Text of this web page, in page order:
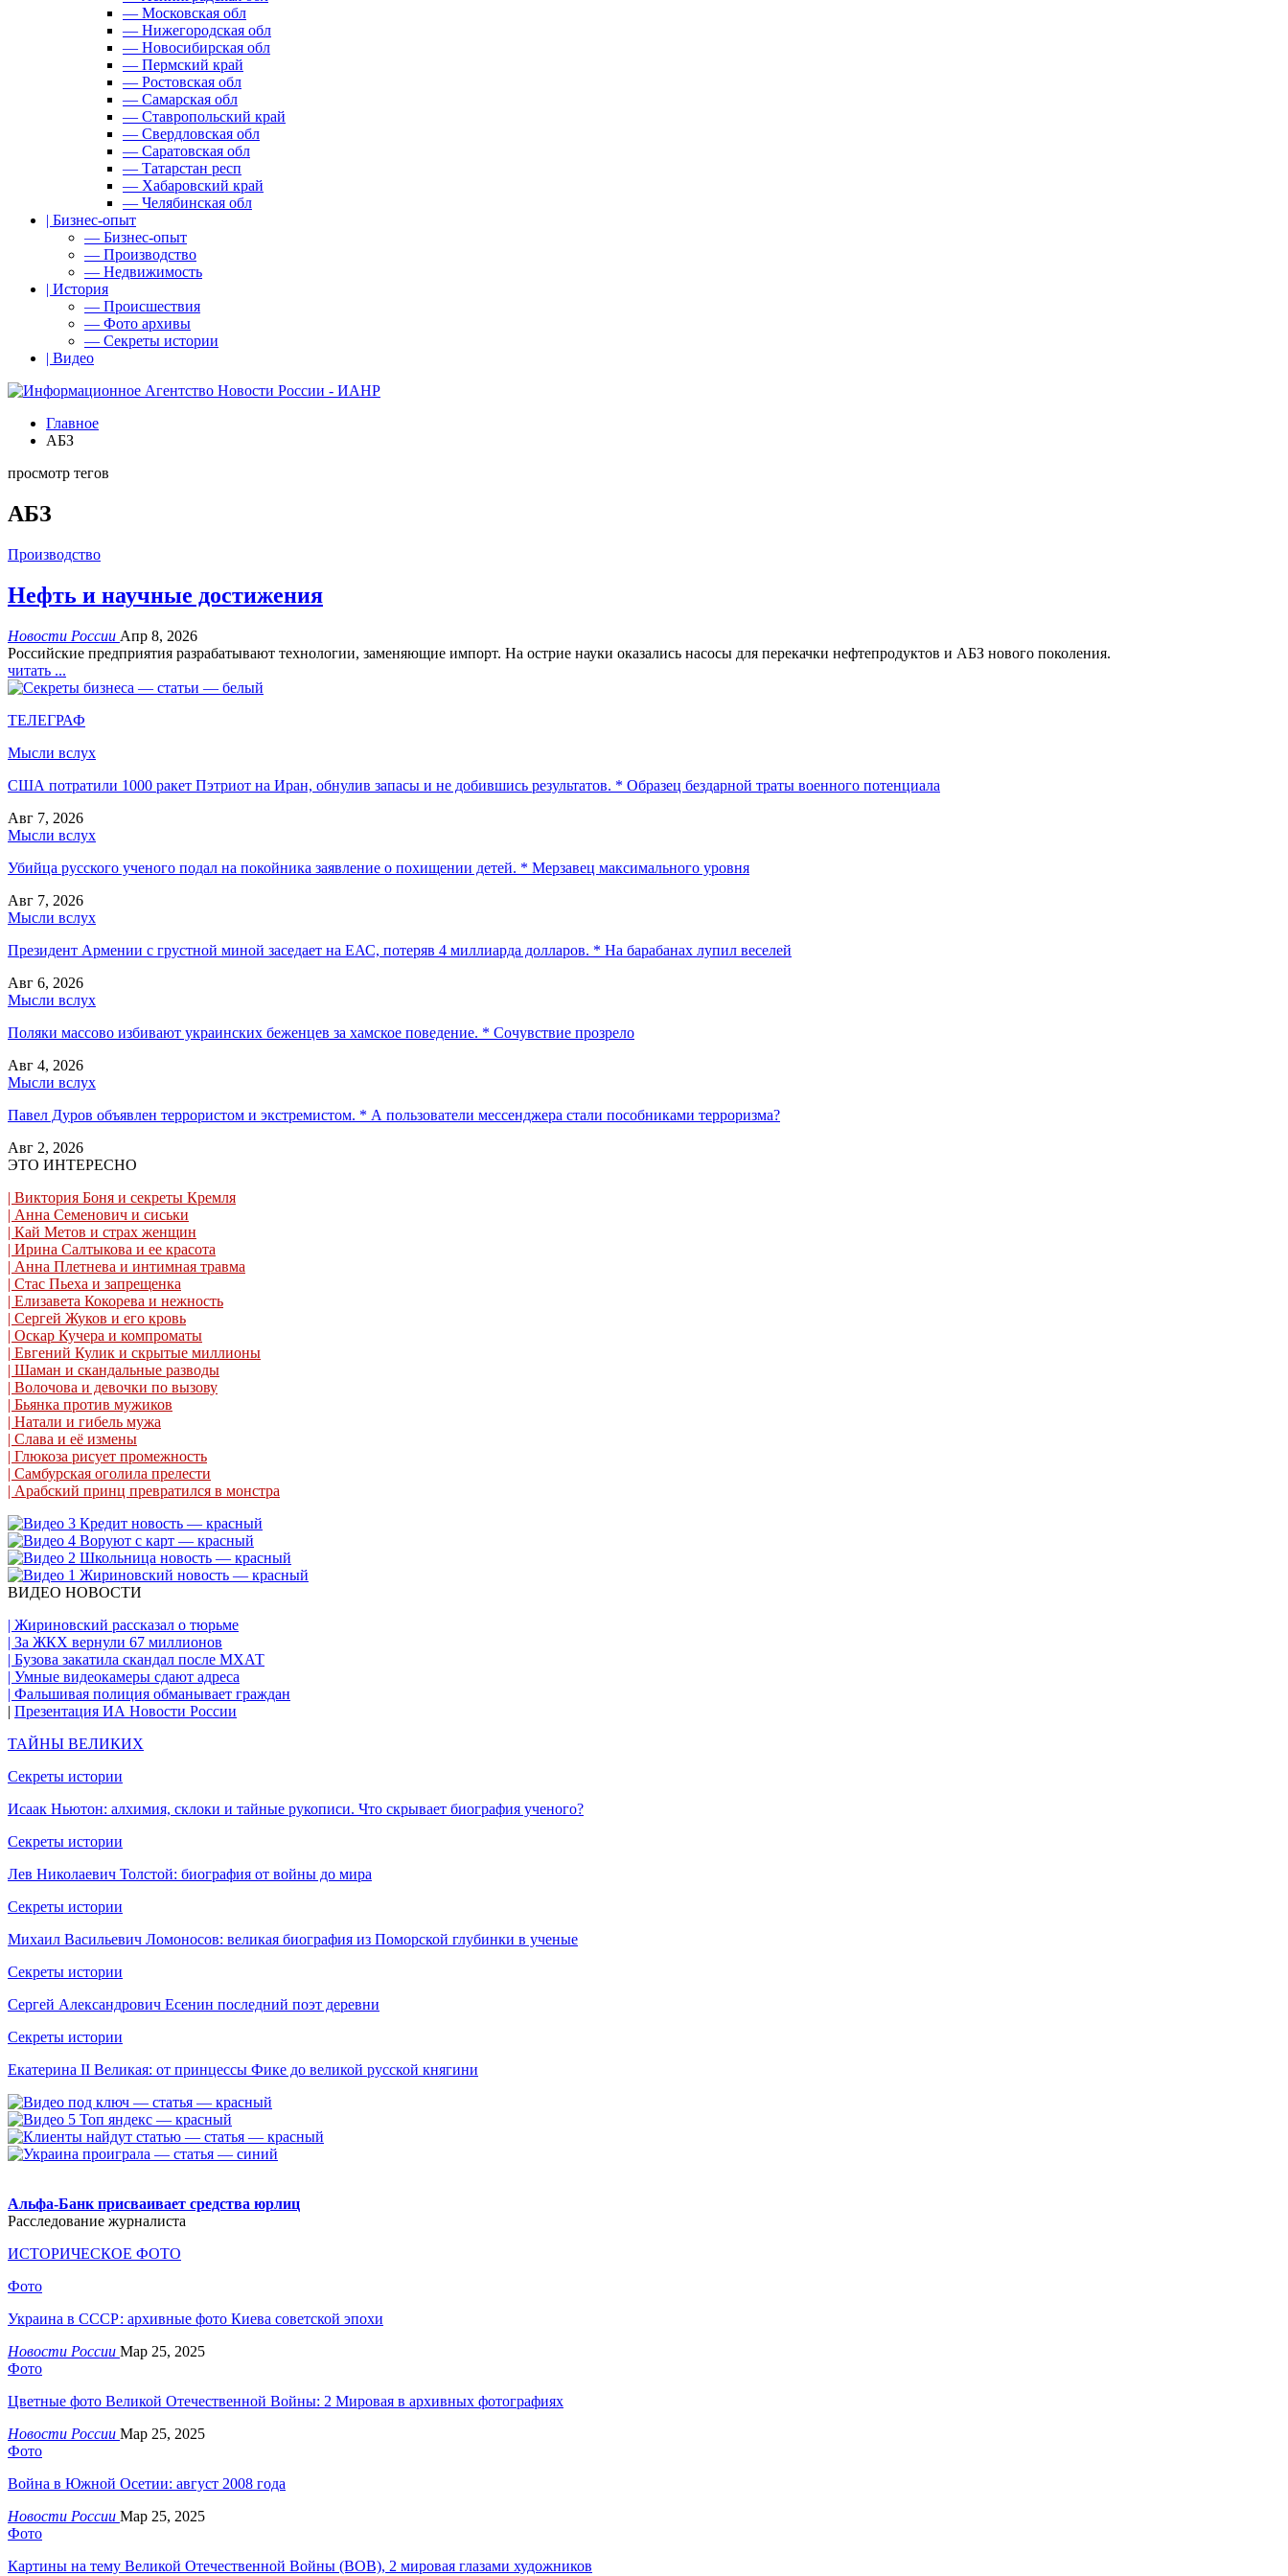
— Московская обл
— Нижегородская обл
— Новосибирская обл
— Пермский край
— Ростовская обл
— Самарская обл
— Ставропольский край
— Свердловская обл
— Саратовская обл
— Татарстан респ
— Хабаровский край
— Челябинская обл
| Бизнес-опыт
— Бизнес-опыт
— Производство
— Недвижимость
| История
— Происшествия
— Фото архивы
— Секреты истории
| Видео
Главное
АБЗ
просмотр тегов
АБЗ
Производство
Нефть и научные достижения
Новости России Апр 8, 2026
Российские предприятия разрабатывают технологии, заменяющие импорт. На острие науки оказались насосы для перекачки нефтепродуктов и АБЗ нового поколения.
читать ...
ТЕЛЕГРАФ
Мысли вслух
США потратили 1000 ракет Пэтриот на Иран, обнулив запасы и не добившись результатов. * Образец бездарной траты военного потенциала
Авг 7, 2026
Мысли вслух
Убийца русского ученого подал на покойника заявление о похищении детей. * Мерзавец максимального уровня
Авг 7, 2026
Мысли вслух
Президент Армении с грустной миной заседает на ЕАС, потеряв 4 миллиарда долларов. * На барабанах лупил веселей
Авг 6, 2026
Мысли вслух
Поляки массово избивают украинских беженцев за хамское поведение. * Сочувствие прозрело
Авг 4, 2026
Мысли вслух
Павел Дуров объявлен террористом и экстремистом. * А пользователи мессенджера стали пособниками терроризма?
Авг 2, 2026
ЭТО ИНТЕРЕСНО
| Виктория Боня и секреты Кремля
| Анна Семенович и сиськи
| Кай Метов и страх женщин
| Ирина Салтыкова и ее красота
| Анна Плетнева и интимная травма
| Стас Пьеха и запрещенка
| Елизавета Кокорева и нежность
| Сергей Жуков и его кровь
| Оскар Кучера и компроматы
| Евгений Кулик и скрытые миллионы
| Шаман и скандальные разводы
| Волочова и девочки по вызову
| Бьянка против мужиков
| Натали и гибель мужа
| Слава и её измены
| Глюкоза рисует промежность
| Самбурская оголила прелести
| Арабский принц превратился в монстра
ВИДЕО НОВОСТИ
| Жириновский рассказал о тюрьме
| За ЖКХ вернули 67 миллионов
| Бузова закатила скандал после МХАТ
| Умные видеокамеры сдают адреса
| Фальшивая полиция обманывает граждан
| Презентация ИА Новости России
ТАЙНЫ ВЕЛИКИХ
Секреты истории
Исаак Ньютон: алхимия, склоки и тайные рукописи. Что скрывает биография ученого?
Секреты истории
Лев Николаевич Толстой: биография от войны до мира
Секреты истории
Михаил Васильевич Ломоносов: великая биография из Поморской глубинки в ученые
Секреты истории
Сергей Александрович Есенин последний поэт деревни
Секреты истории
Екатерина II Великая: от принцессы Фике до великой русской княгини
Альфа-Банк присваивает средства юрлиц
Расследование журналиста
ИСТОРИЧЕСКОЕ ФОТО
Фото
Украина в СССР: архивные фото Киева советской эпохи
Новости России Мар 25, 2025
Фото
Цветные фото Великой Отечественной Войны: 2 Мировая в архивных фотографиях
Новости России Мар 25, 2025
Фото
Война в Южной Осетии: август 2008 года
Новости России Мар 25, 2025
Фото
Картины на тему Великой Отечественной Войны (ВОВ), 2 мировая глазами художников